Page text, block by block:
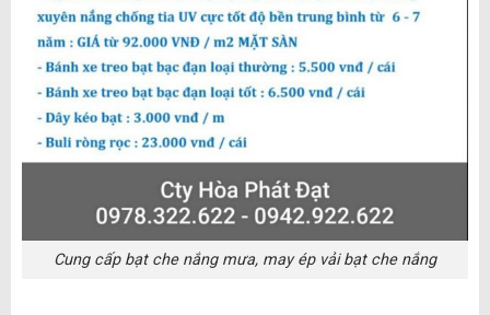
Cung cấp bạt che nắng mưa, may ép vải bạt che nắng